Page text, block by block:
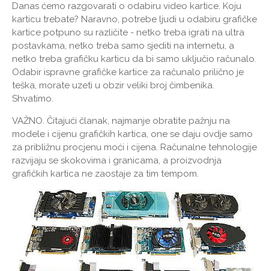
Danas ćemo razgovarati o odabiru video kartice. Koju
karticu trebate? Naravno, potrebe ljudi u odabiru grafičke
kartice potpuno su različite - netko treba igrati na ultra
postavkama, netko treba samo sjediti na internetu, a
netko treba grafičku karticu da bi samo uključio računalo.
Odabir ispravne grafičke kartice za računalo prilično je
teška, morate uzeti u obzir veliki broj čimbenika.
Shvatimo.
VAŽNO. Čitajući članak, najmanje obratite pažnju na
modele i cijenu grafičkih kartica, one se daju ovdje samo
za približnu procjenu moći i cijena. Računalne tehnologije
razvijaju se skokovima i granicama, a proizvodnja
grafičkih kartica ne zaostaje za tim tempom.